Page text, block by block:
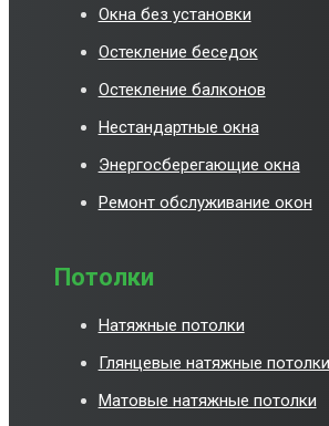
Окна без установки
Остекление беседок
Остекление балконов
Нестандартные окна
Энергосберегающие окна
Ремонт обслуживание окон
Потолки
Натяжные потолки
Глянцевые натяжные потолки
Матовые натяжные потолки